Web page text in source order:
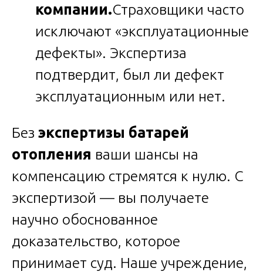
компании.Страховщики часто
исключают «эксплуатационные
дефекты». Экспертиза
подтвердит, был ли дефект
эксплуатационным или нет.
Без экспертизы батарей
отопления ваши шансы на
компенсацию стремятся к нулю. С
экспертизой — вы получаете
научно обоснованное
доказательство, которое
принимает суд. Наше учреждение,